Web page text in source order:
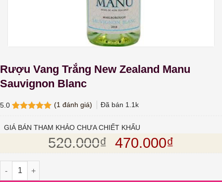
Rượu Vang Trắng New Zealand Manu
Sauvignon Blanc
5.0
dựa trên
(1 đánh giá) Đã bán 1.1k
GIÁ BÁN THAM KHẢO CHƯA CHIẾT KHẤU
520.000₫ Giá gốc là:
470.000₫
Rượu Vang Trắng New Zealand Manu Sauvignon Blanc số lượng